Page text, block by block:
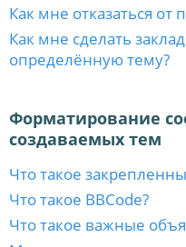
Как мне отказаться от
Как мне сделать
определённую тему?
Форматирование
создаваемых тем
Что такое
Что такое BBCode?
Что такое важные